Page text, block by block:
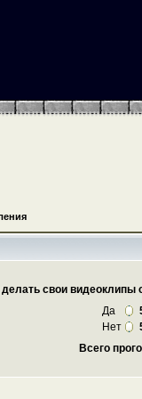
свои видеоклипы
Да
Нет
Всего